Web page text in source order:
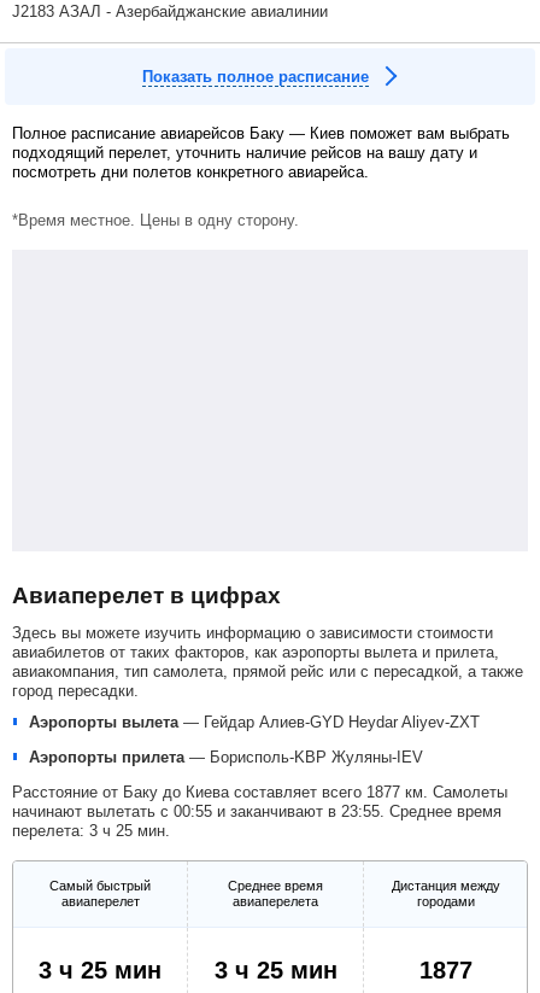
J2183 АЗАЛ - Азербайджанские авиалинии
Показать полное расписание
Полное расписание авиарейсов Баку — Киев поможет вам выбрать
подходящий перелет, уточнить наличие рейсов на вашу дату и
посмотреть дни полетов конкретного авиарейса.
*Время местное. Цены в одну сторону.
Авиаперелет в цифрах
Здесь вы можете изучить информацию о зависимости стоимости
авиабилетов от таких факторов, как аэропорты вылета и прилета,
авиакомпания, тип самолета, прямой рейс или с пересадкой, а также
город пересадки.
Аэропорты вылета — Гейдар Алиев-GYD Heydar Aliyev-ZXT
Аэропорты прилета — Борисполь-KBP Жуляны-IEV
Расстояние от Баку до Киева составляет всего 1877 км. Самолеты
начинают вылетать с 00:55 и заканчивают в 23:55. Среднее время
перелета: 3 ч 25 мин.
Самый быстрый
авиаперелет
Среднее время
авиаперелета
Дистанция между
городами
3 ч 25 мин 3 ч 25 мин 1877